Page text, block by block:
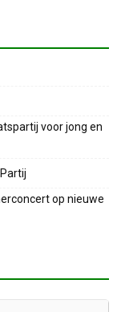
voor jong en
op nieuwe